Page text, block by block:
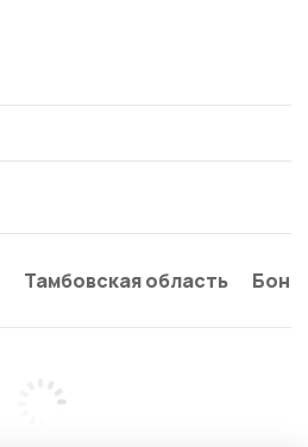
Тамбовская область